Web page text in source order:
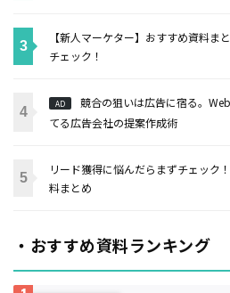
【新人マーケター】おすすめ資料ま
チェック！
AD
競合の狙いは広告に宿る。
てる広告会社の提案作成術
リード獲得に悩んだらまずチェック
料まとめ
・おすすめ資料ランキング